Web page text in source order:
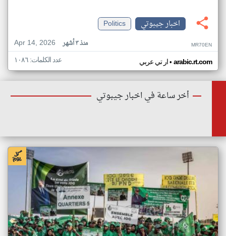
اخبار جيبوتي
Politics
Apr 14, 2026
منذ ٣ أشهر MR70EN
ار تي عربي• arabic.rt.com عدد الكلمات: ١٠٨٦
أخر ساعة في اخبار جيبوتي